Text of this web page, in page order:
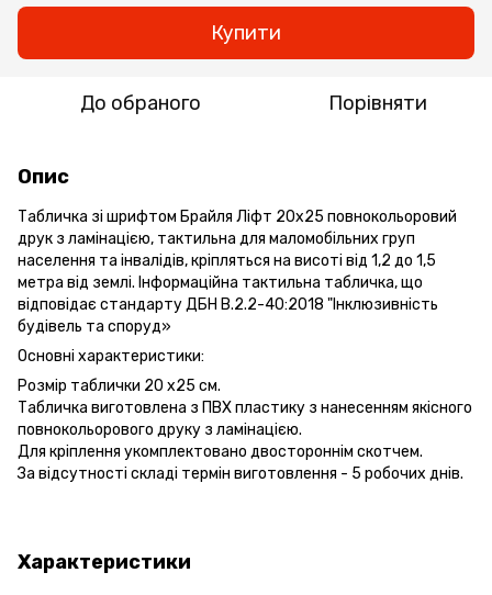
Купити
До обраного Порівняти
Опис
Табличка зі шрифтом Брайля Ліфт 20х25 повнокольоровий
друк з ламінацією, тактильна для маломобільних груп
населення та інвалідів, кріпляться на висоті від 1,2 до 1,5
метра від землі. Інформаційна тактильна табличка, що
відповідає стандарту ДБН В.2.2-40:2018 "Інклюзивність
будівель та споруд»
Основні характеристики:
Розмір таблички 20 х25 см.
Табличка виготовлена з ПВХ пластику з нанесенням якісного
повнокольорового друку з ламінацією.
Для кріплення укомплектовано двостороннім скотчем.
За відсутності складі термін виготовлення - 5 робочих днів.
Характеристики